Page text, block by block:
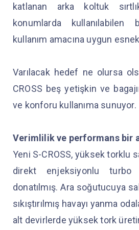
katlanan arka koltuk
konumlarda
kullanım amacına uygun
Varılacak hedef ne olursa
CROSS beş yetişkin ve
ve konforu kullanıma sunuyor.
Verimlilik ve performans bir
Yeni S-CROSS, yüksek torklu
direkt enjeksiyonlu turbo
donatılmış. Ara soğutucuya
sıkıştırılmış havayı yanma
alt devirlerde yüksek tork